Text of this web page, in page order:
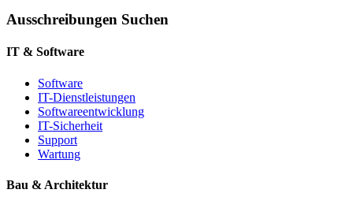
Ausschreibungen Suchen
IT & Software
Software
IT-Dienstleistungen
Softwareentwicklung
IT-Sicherheit
Support
Wartung
Bau & Architektur